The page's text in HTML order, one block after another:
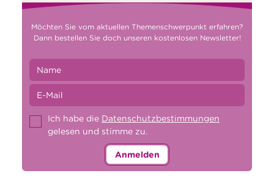
Möchten Sie vom aktuellen Themenschwerpunkt erfahren?
Dann bestellen Sie doch unseren kostenlosen Newsletter!
Ich habe die Datenschutzbestimmungen
gelesen und stimme zu.
Anmelden